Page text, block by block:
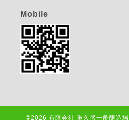
Mobile
©2026 有限会社 重久盛一酢醸造場